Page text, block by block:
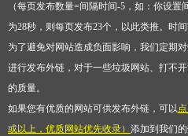
（每页发布数量=间隔时间-5，如：你设
为28秒，则每页发布23个，以此类推。时
为了避免对网站造成负面影响，我们定期
进行发布外链，对于一些垃圾网站、打不
的质量。
如果您有优质的网站可供发布外链，可以
或以上，优质网站优先收录） 添加到我们